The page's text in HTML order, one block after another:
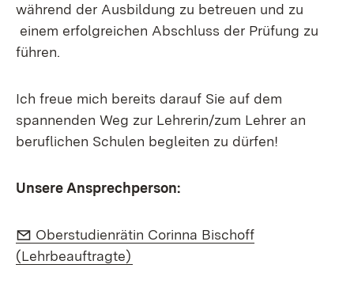
während der Ausbildung zu betreuen und zu
einem erfolgreichen Abschluss der Prüfung zu
führen.
Ich freue mich bereits darauf Sie auf dem
spannenden Weg zur Lehrerin/zum Lehrer an
beruflichen Schulen begleiten zu dürfen!
Unsere Ansprechperson:
E-Mail:
Oberstudienrätin Corinna Bischoff
(Lehrbeauftragte)